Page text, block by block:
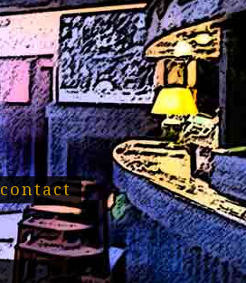
contact